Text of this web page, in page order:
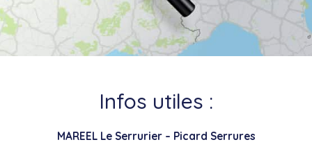
Infos utiles :
MAREEL Le Serrurier – Picard Serrures